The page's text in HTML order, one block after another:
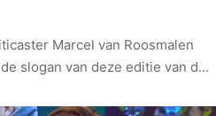
Marcel van Roosmalen
slogan van deze editie van de